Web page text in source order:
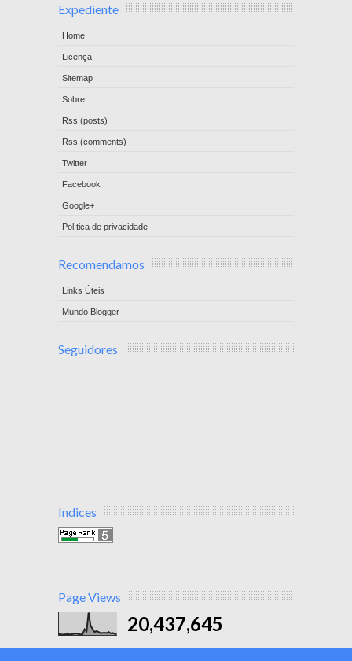
Expediente
Home
Licença
Sitemap
Sobre
Rss (posts)
Rss (comments)
Twitter
Facebook
Google+
Política de privacidade
Recomendamos
Links Úteis
Mundo Blogger
Seguidores
Indices
Page Views
20,437,645